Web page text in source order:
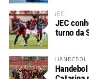
JEC
JEC
turno da
HANDEBOL